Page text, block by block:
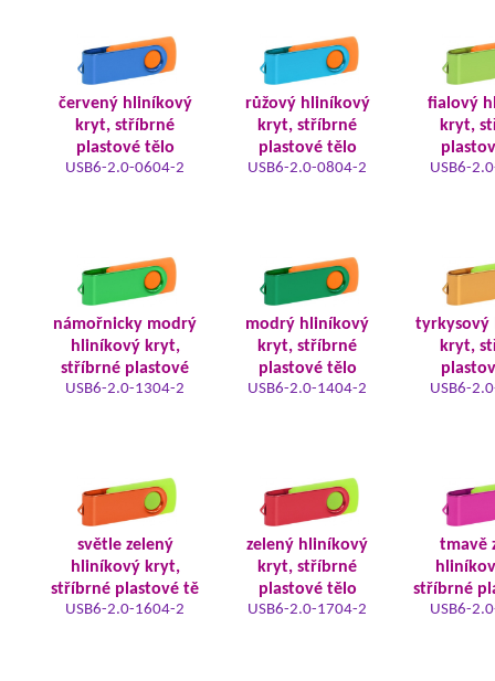
červený hliníkový
kryt, stříbrné
plastové tělo
USB6-2.0-0604-2
růžový hliníkový
kryt, stříbrné
plastové tělo
USB6-2.0-0804-2
fialový
kryt,
USB6-
námořnicky modrý
hliníkový kryt,
stříbrné plastové
USB6-2.0-1304-2
modrý hliníkový
kryt, stříbrné
plastové tělo
USB6-2.0-1404-2
tyrkysový
kryt,
USB6-
světle zelený
hliníkový kryt,
stříbrné plastové tě
USB6-2.0-1604-2
zelený hliníkový
kryt, stříbrné
plastové tělo
USB6-2.0-1704-2
tmavě
stříbrné
USB6-